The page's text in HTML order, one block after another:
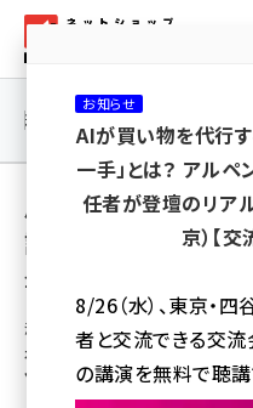
ン
ネット
yahoo (1900)
楽天 (1871)
連載・特集 |
用語「ユニバーサル
記事の一覧
全 2 記事中 1 ～ 2 を表示
海外のEC事情・戦略・マーケティング
視覚障害者のネット通販もサ
ゾンのアクセシビリティは何が
お知らせ
AIが買い物を代行
一手」とは？ アルペ
任者が登壇のリア
京）【
8/26（水）、東京・
者と交流できる交流
の講演を無料で聴講